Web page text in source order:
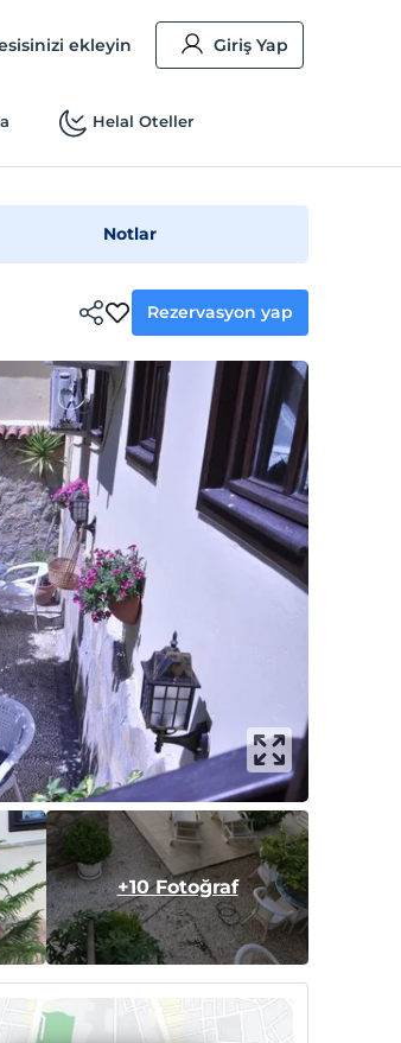
ekleyin Giriş Yap
Helal Oteller
Notlar
Rezervasyon yap
+10 Fotoğraf